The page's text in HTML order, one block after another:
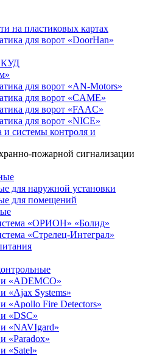
на пластиковых картах
для ворот «DoorHan»
для ворот «AN-Motors»
для ворот «CAME»
для ворот «FAAC»
для ворот «NICE»
и системы контроля и
пожарной сигнализации
для наружной установки
для помещений
«ОРИОН» «Болид»
«Стрелец-Интеграл»
«ADEMCO»
«Ajax Systems»
«Apollo Fire Detectors»
«DSC»
«NAVIgard»
«Paradox»
«Satel»